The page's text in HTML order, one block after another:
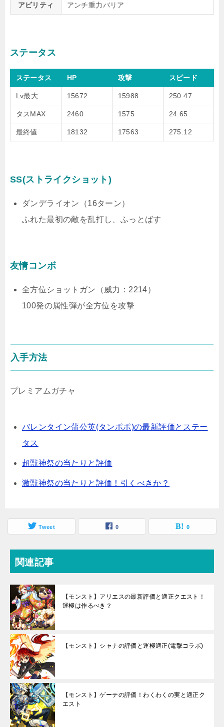
アビリティ アンチ重力バリア
ステータス
ステータス HP 攻撃 スピード
Lv最大 15672 15988 250.47
タスMAX 2460 1575 24.65
最終値 18132 17563 275.12
SS(ストライクショット)
ダンデライオン（16ターン）
ふれた最初の敵を乱打し、ふっとばす
友情コンボ
全方位ショットガン（威力：2214）
100発の属性弾が全方位を攻撃
入手方法
プレミアムガチャ
バレンタイン蒲公英(タンポポ)の最新評価とステー
タス
超獣神祭の当たりと評価
激獣神祭の当たりと評価！引くべきか？
Tweet 0 0
関連記事
【モンスト】アリエスの最新評価と適正クエスト！
運極は作るべき？
【モンスト】シャナの評価と運極適正(電撃コラボ)
【モンスト】ゲーテの評価！わくわくの実と適正ク
エスト